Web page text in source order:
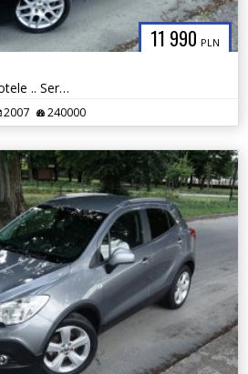
11 990 PLN
.. Klimatronik .. Grzane Fotele .. Serwisowany .. Czujniki Parkowania
2007 240000